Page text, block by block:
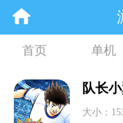
首页 单机
资讯 合集
队长
大小：